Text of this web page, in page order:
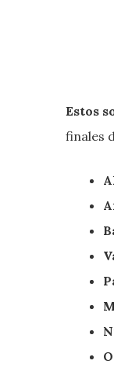
Estos
finales